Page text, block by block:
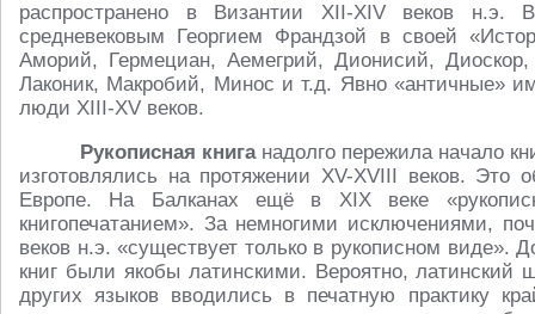
распространено в Византии XII-XIV веков н.э.
средневековым Георгием Франдзой в своей
Аморий, Гермециан, Аемегрий, Дионисий,
Лаконик, Макробий, Минос и т.д. Явно «античные»
люди XIII-XV веков.
Рукописная книганадолго пережила начало
изготовлялись на протяжении XV-XVIII веков. Это
Европе. На Балканах ещё в XIX веке
книгопечатанием». За немногими исключениями,
веков н.э. «существует только в рукописном виде».
книг были якобы латинскими. Вероятно,
других языков вводились в печатную практику